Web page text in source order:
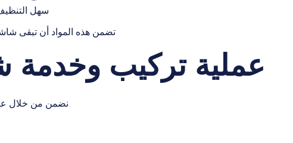
سهل
تضمن هذه المواد أن تبقى
عملية تركيب
نضمن من خلال